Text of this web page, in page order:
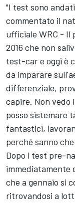
"I test sono
commentato il
ufficiale WRC - Il
2016 che non
test-car e oggi è
da imparare
differenziale,
capire. Non vedo
posso sistemare
fantastici,
perché sanno
Dopo i test pre-
immediatamente
che a gennaio si
ritrovandosi a